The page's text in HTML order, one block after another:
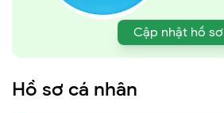
Cập nhật hồ sơ
Hồ sơ cá nhân